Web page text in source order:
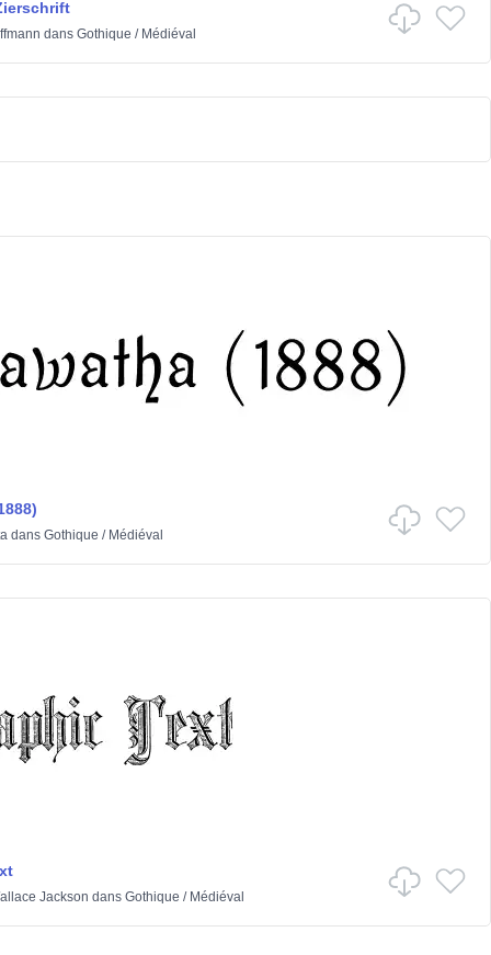
dans Gothique / Médiéval
dans Gothique / Médiéval
Jackson dans Gothique / Médiéval